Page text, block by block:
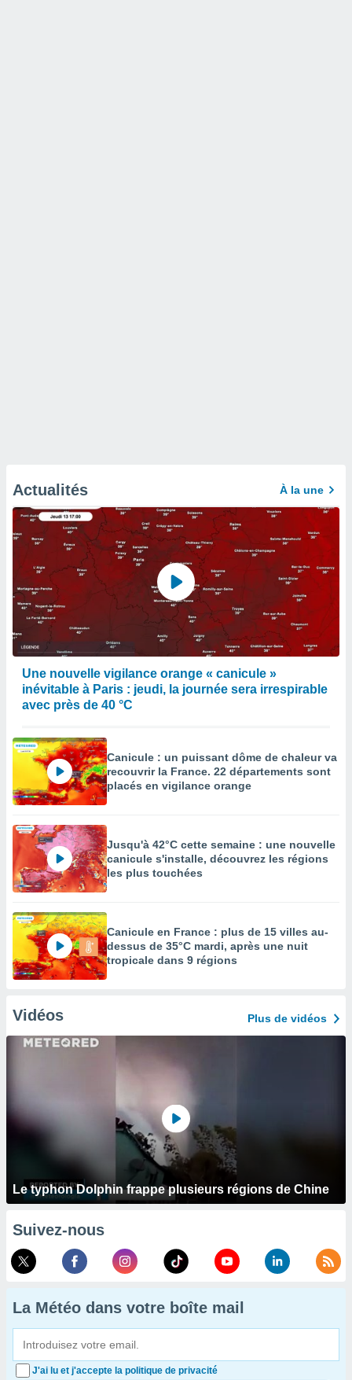
Actualités À la une
Une nouvelle vigilance orange « canicule »
inévitable à Paris : jeudi, la journée sera irrespirable
avec près de 40 °C
Canicule : un puissant dôme de chaleur va
recouvrir la France. 22 départements sont
placés en vigilance orange
Jusqu'à 42°C cette semaine : une nouvelle
canicule s'installe, découvrez les régions
les plus touchées
Canicule en France : plus de 15 villes au-
dessus de 35°C mardi, après une nuit
tropicale dans 9 régions
Vidéos Plus de vidéos
Le typhon Dolphin frappe plusieurs régions de Chine
Suivez-nous
La Météo dans votre boîte mail
J'ai lu et j'accepte la politique de privacité